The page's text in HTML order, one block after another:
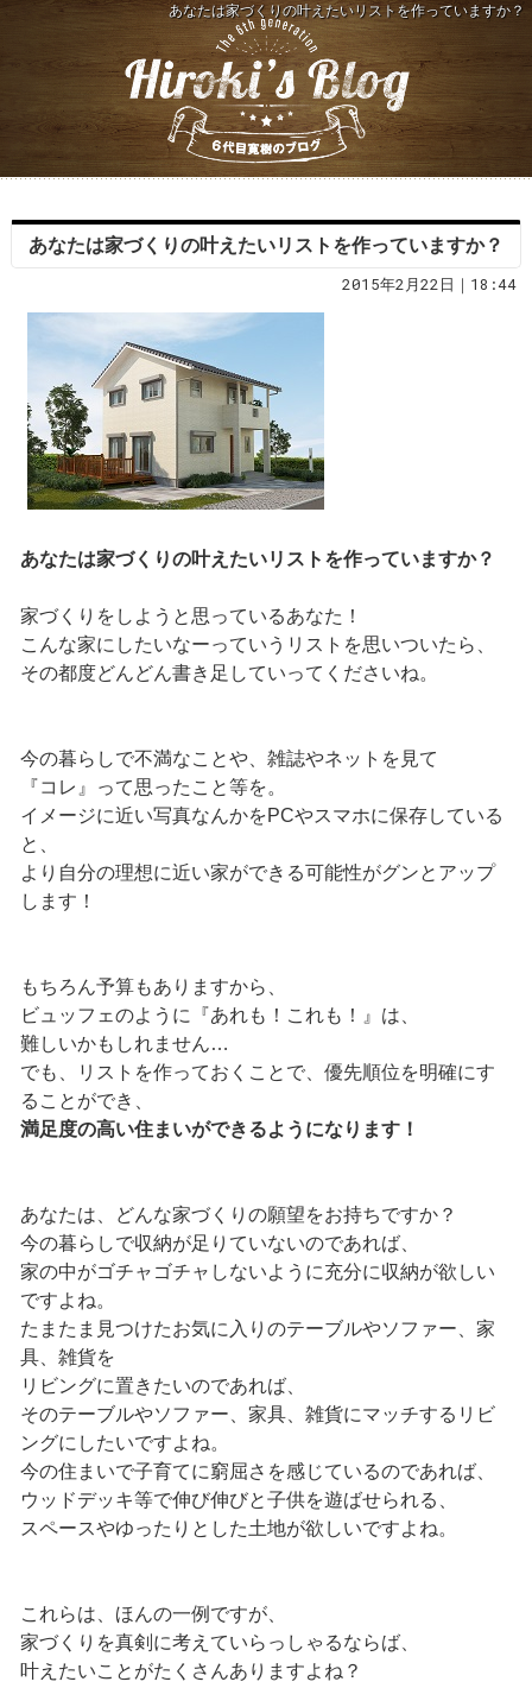
あなたは家づくりの叶えたいリストを作っていますか？
あなたは家づくりの叶えたいリストを作っていますか？
2015年2月22日｜18:44
あなたは家づくりの叶えたいリストを作っていますか？
家づくりをしようと思っているあなた！
こんな家にしたいなーっていうリストを思いついたら、
その都度どんどん書き足していってくださいね。
今の暮らしで不満なことや、雑誌やネットを見て
『コレ』って思ったこと等を。
イメージに近い写真なんかをPCやスマホに保存している
と、
より自分の理想に近い家ができる可能性がグンとアップ
します！
もちろん予算もありますから、
ビュッフェのように『あれも！これも！』は、
難しいかもしれません…
でも、リストを作っておくことで、優先順位を明確にす
ることができ、
満足度の高い住まいができるようになります！
あなたは、どんな家づくりの願望をお持ちですか？
今の暮らしで収納が足りていないのであれば、
家の中がゴチャゴチャしないように充分に収納が欲しい
ですよね。
たまたま見つけたお気に入りのテーブルやソファー、家
具、雑貨を
リビングに置きたいのであれば、
そのテーブルやソファー、家具、雑貨にマッチするリビ
ングにしたいですよね。
今の住まいで子育てに窮屈さを感じているのであれば、
ウッドデッキ等で伸び伸びと子供を遊ばせられる、
スペースやゆったりとした土地が欲しいですよね。
これらは、ほんの一例ですが、
家づくりを真剣に考えていらっしゃるならば、
叶えたいことがたくさんありますよね？